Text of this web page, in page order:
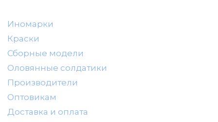
Иномарки
Краски
Сборные модели
Оловянные солдатики
Производители
Оптовикам
Доставка и оплата